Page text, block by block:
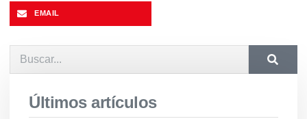
EMAIL
Últimos artículos